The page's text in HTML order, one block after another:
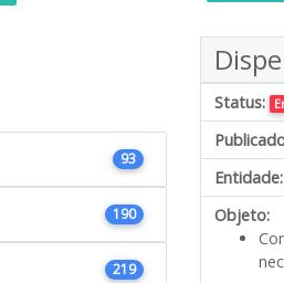
93
190
219
Status:
Entidade:
Objeto: